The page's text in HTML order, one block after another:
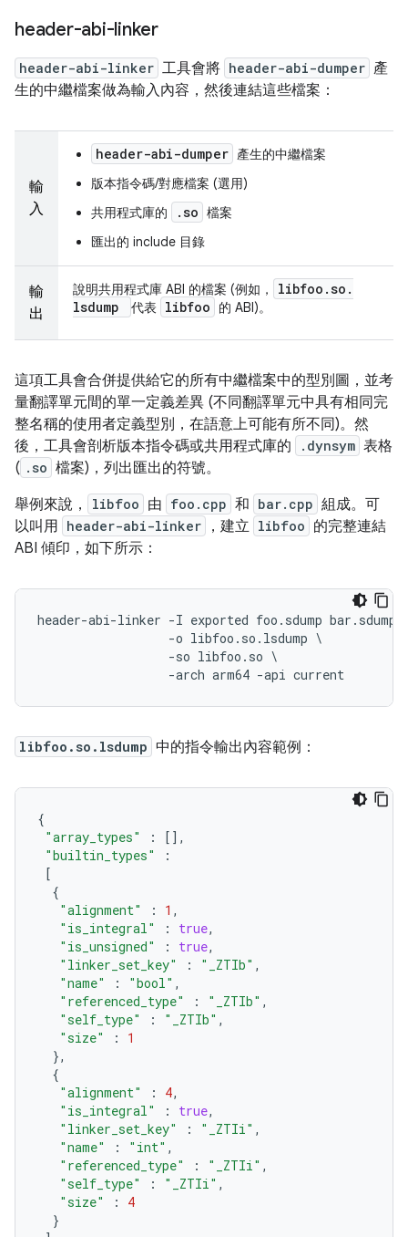
header-abi-linker
header-abi-linker 工具會將 header-abi-dumper 產
生的中繼檔案做為輸入內容，然後連結這些檔案：
輸
入
header-abi-dumper 產生的中繼檔案
版本指令碼/對應檔案 (選用)
共用程式庫的
.so 檔案
匯出的 include 目錄
輸
出
說明共用程式庫 ABI 的檔案 (例如， libfoo .so .
lsdump
代表 libfoo 的 ABI)。
這項工具會合併提供給它的所有中繼檔案中的型別圖，並考
量翻譯單元間的單一定義差異 (不同翻譯單元中具有相同完
整名稱的使用者定義型別，在語意上可能有所不同)。然
後，工具會剖析版本指令碼或共用程式庫的
.dynsym 表格
( .so 檔案)，列出匯出的符號。
舉例來說，
libfoo 由 foo.cpp 和 bar.cpp 組成。可
以叫用 header-abi-linker ，建立 libfoo 的完整連結
ABI 傾印，如下所示：
header-abi-linker -I exported foo . sdump bar . sdump
-o libfoo . so . lsdump
-so libfoo . so
-arch arm64 -api current
libfoo.so.lsdump 中的指令輸出內容範例：
{
"array_types"
:
[],
"builtin_types"
:
[
{
"alignment"
: 1 ,
"is_integral"
: true,
"is_unsigned"
: true,
"linker_set_key"
: "_ZTIb" ,
"name"
: "bool" ,
"referenced_type"
: "_ZTIb" ,
"self_type"
: "_ZTIb" ,
"size"
:
1
},
{
"alignment"
: 4,
"is_integral"
: true,
"linker_set_key"
: "_ZTIi" ,
"name"
: "int" ,
"referenced_type"
: "_ZTIi" ,
"self_type"
: "_ZTIi" ,
"size"
:
4
}